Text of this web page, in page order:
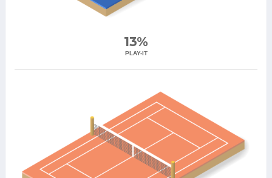
13%
PLAY-IT